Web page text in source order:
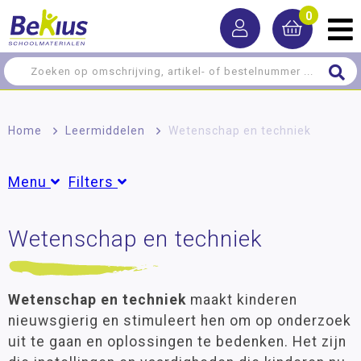
0
Home > Leermiddelen > Wetenschap en techniek
Menu Filters
Schrijven
Zelfstandig werken
Groepen
Dreumes
Peuter(6)
Groep 1 (22)
Groep 2 (31)
Groep 3(40)
Groep 4 (44)
Wetenschap en techniek
Wetenschap en techniek maakt kinderen
nieuwsgierig en stimuleert hen om op onderzoek
uit te gaan en oplossingen te bedenken. Het zijn